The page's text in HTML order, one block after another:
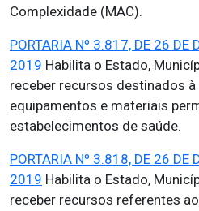
Complexidade (MAC).
PORTARIA Nº 3.817, DE 26 DE
2019 Habilita o Estado,
receber recursos destinados
equipamentos e materiais
estabelecimentos de saúde.
PORTARIA Nº 3.818, DE 26 DE
2019 Habilita o Estado,
receber recursos referentes